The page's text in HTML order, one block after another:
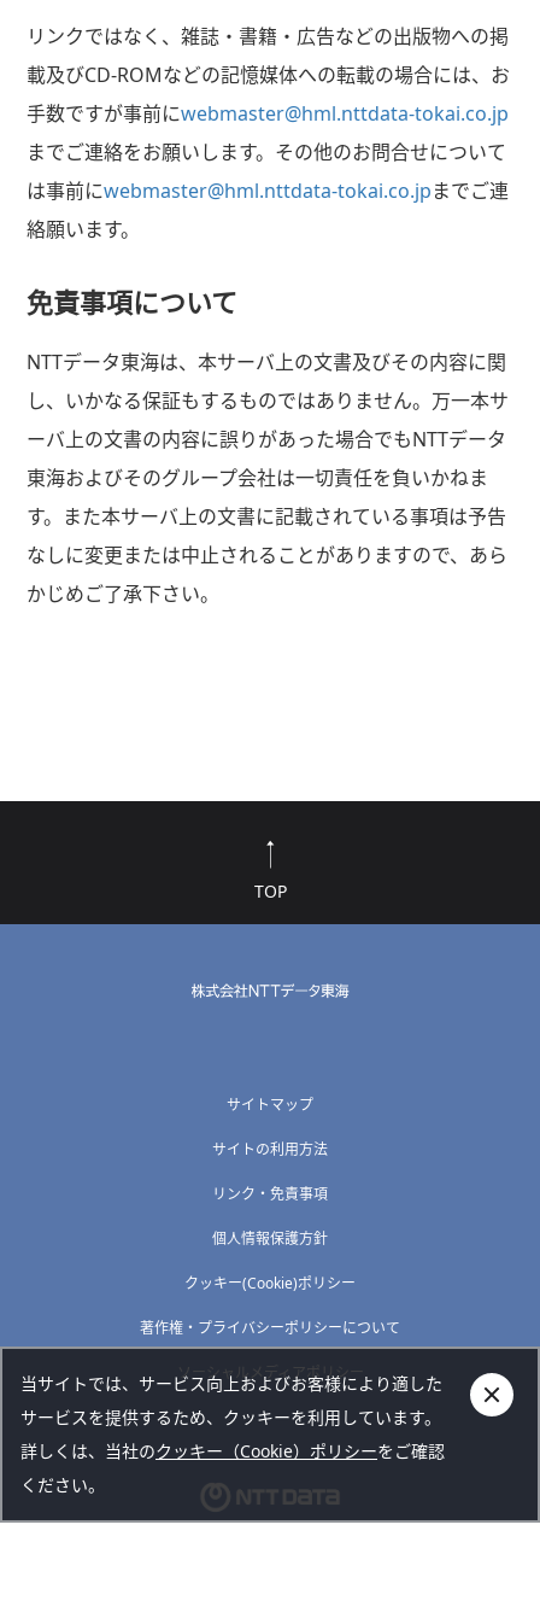
リンクではなく、雑誌・書籍・広告などの出版物への掲
載及びCD-ROMなどの記憶媒体への転載の場合には、お
手数ですが事前にwebmaster@hml.nttdata-tokai.co.jp
までご連絡をお願いします。その他のお問合せについて
は事前にwebmaster@hml.nttdata-tokai.co.jpまでご連
絡願います。
免責事項について
NTTデータ東海は、本サーバ上の文書及びその内容に関
し、いかなる保証もするものではありません。万一本サ
ーバ上の文書の内容に誤りがあった場合でもNTTデータ
東海およびそのグループ会社は一切責任を負いかねま
す。また本サーバ上の文書に記載されている事項は予告
なしに変更または中止されることがありますので、あら
かじめご了承下さい。
TOP
サイトマップ
サイトの利用方法
リンク・免責事項
個人情報保護方針
クッキー(Cookie)ポリシー
著作権・プライバシーポリシーについて
ソーシャルメディアポリシー
当サイトでは、サービス向上およびお客様により適した
サービスを提供するため、クッキーを利用しています。
詳しくは、当社のクッキー（Cookie）ポリシーをご確認
ください。